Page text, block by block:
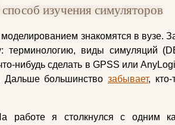
изучения симуляторов
знакомятся в вузе.
терминологию, виды симуляций
нибудь сделать в GPSS или
Дальше большинство забывает, кто-
я столкнулся с одним